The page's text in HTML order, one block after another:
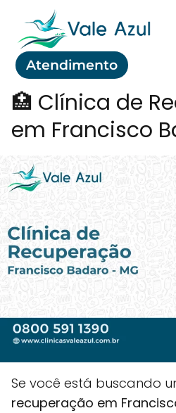
Atendimento
🏥 Clínica de
em Francisco
Se você está buscando
recuperação em